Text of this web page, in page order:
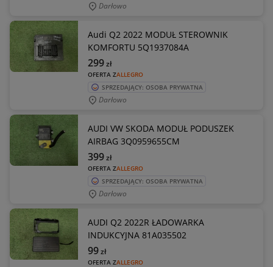
Darłowo
Audi Q2 2022 MODUŁ STEROWNIK
KOMFORTU 5Q1937084A
OFERTA ZALLEGRO
299zł
SPRZEDAJĄCY: OSOBA PRYWATNA
Darłowo
AUDI VW SKODA MODUŁ PODUSZEK
AIRBAG 3Q0959655CM
OFERTA ZALLEGRO
399zł
SPRZEDAJĄCY: OSOBA PRYWATNA
Darłowo
AUDI Q2 2022R ŁADOWARKA
INDUKCYJNA 81A035502
OFERTA ZALLEGRO
99zł